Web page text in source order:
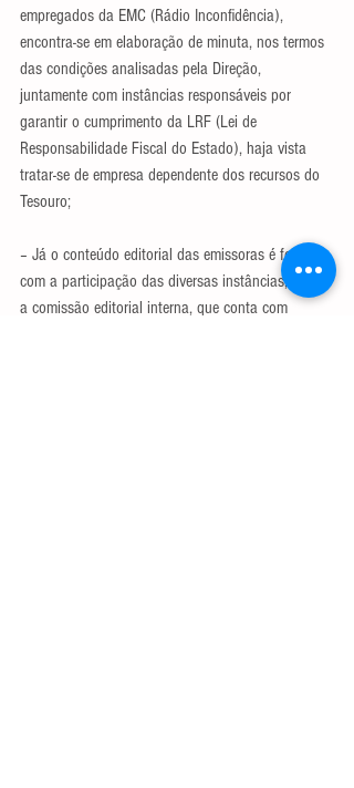
empregados da EMC (Rádio Inconfidência),
encontra-se em elaboração de minuta, nos termos
das condições analisadas pela Direção,
juntamente com instâncias responsáveis por
garantir o cumprimento da LRF (Lei de
Responsabilidade Fiscal do Estado), haja vista
tratar-se de empresa dependente dos recursos do
Tesouro;
– Já o conteúdo editorial das emissoras é feito
com a participação das diversas instâncias, como
a comissão editorial interna, que conta com